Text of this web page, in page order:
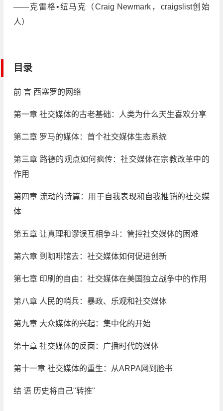
——克雷格•纽马克（Craig Newmark，craigslist创始
人）
目录
前 言 西塞罗的网络
第一章 社交媒体的古老基础：人类为什么天生喜欢分享
第二章 罗马的媒体：首个社交媒体生态系统
第三章 路德的观点如何疯传：社交媒体在宗教改革中的
作用
第四章 流动的诗篇：用于自我表现和自我推销的社交媒
体
第五章 让真理和谬误互相争斗：管控社交媒体的困难
第六章 到咖啡馆去：社交媒体如何促进创新
第七章 印刷的自由：社交媒体在美国独立战争中的作用
第八章 人民的哨兵：暴政、乐观和社交媒体
第九章 大众媒体的兴起：集中化的开始
第十章 社交媒体的反面：广播时代的媒体
第十一章 社交媒体的重生：从ARPA网到脸书
结 语 历史将自己"转推"